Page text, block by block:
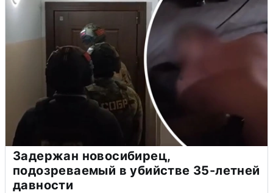
Задержан новосибирец,
подозреваемый в убийстве 35-летней
давности